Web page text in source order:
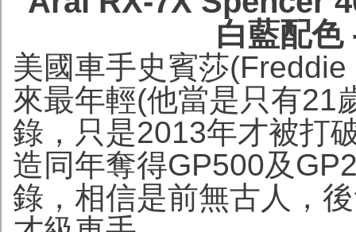
白藍配色
美國車手史賓莎
來最年輕(他當是只有21
錄，只是2013年才被打
造同年奪得GP500及
錄，相信是前無古人，